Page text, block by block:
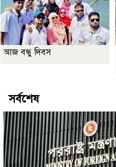
আজ বন্ধু দিবস
সর্বশেষ